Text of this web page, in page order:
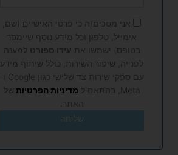
אני מסכים/ה כי פרטי האישיים (שם,
אימייל, טלפון וכל מידע נוסף שיימסר
בטופס) ישמשו את עידו ספורט למענה
לפנייה, שיפור השירות, כולל שיתוף מידע
Meta, בהתאם ל
מדיניות הפרטיות של
האתר.
שליחה